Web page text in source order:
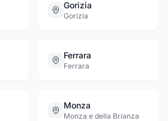
Gorizia
Gorizia
Ferrara
Ferrara
Monza
Monza e della Brianza